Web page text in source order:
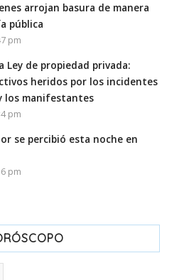
arrojan basura de manera
pública
pm
Ley de propiedad privada:
heridos por los incidentes
los manifestantes
pm
se percibió esta noche en
pm